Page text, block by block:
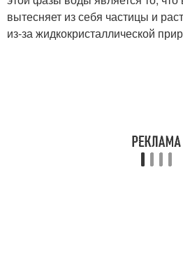
вытесняет из себя частицы и
из-за жидкокристаллической